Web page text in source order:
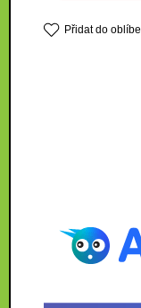
Přidat do